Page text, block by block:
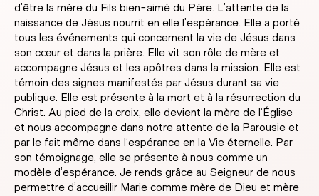
d’être la mère du Fils bien-aimé du Père. L’attente de la
naissance de Jésus nourrit en elle l’espérance. Elle a porté
tous les événements qui concernent la vie de Jésus dans
son cœur et dans la prière. Elle vit son rôle de mère et
accompagne Jésus et les apôtres dans la mission. Elle est
témoin des signes manifestés par Jésus durant sa vie
publique. Elle est présente à la mort et à la résurrection du
Christ. Au pied de la croix, elle devient la mère de l’Église
et nous accompagne dans notre attente de la Parousie et
par le fait même dans l’espérance en la Vie éternelle. Par
son témoignage, elle se présente à nous comme un
modèle d’espérance. Je rends grâce au Seigneur de nous
permettre d’accueillir Marie comme mère de Dieu et mère